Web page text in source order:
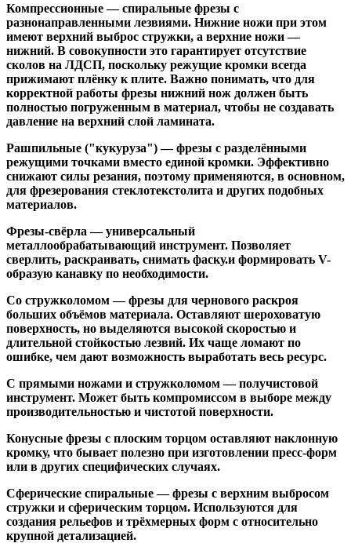
Компрессионные— спиральные фрезы с
разнонаправленными лезвиями. Нижние ножи при этом
имеют верхний выброс стружки, а верхние ножи —
нижний. В совокупности это гарантирует отсутствие
сколов на ЛДСП, поскольку режущие кромки всегда
прижимают плёнку к плите. Важно понимать, что для
корректной работы фрезы нижний нож должен быть
полностью погруженным в материал, чтобы не создавать
давление на верхний слой ламината.
Рашпильные ("кукуруза")— фрезы с разделёнными
режущими точками вместо единой кромки. Эффективно
снижают силы резания, поэтому применяются, в основном,
для фрезерования стеклотекстолита и других подобных
материалов.
Фрезы-свёрла — универсальный
металлообрабатывающий инструмент. Позволяет
сверлить, раскраивать, снимать фаску.и формировать V-
образую канавку по необходимости.
Со стружколомом— фрезы для чернового раскроя
больших объёмов материала. Оставляют шероховатую
поверхность, но выделяются высокой скоростью и
длительной стойкостью лезвий. Их чаще ломают по
ошибке, чем дают возможность выработать весь ресурс.
С прямыми ножами и стружколомом— получистовой
инструмент. Может быть компромиссом в выборе между
производительностью и чистотой поверхности.
Конусные фрезы с плоским торцом оставляют наклонную
кромку, что бывает полезно при изготовлении пресс-форм
или в других специфических случаях.
Сферические спиральные— фрезы с верхним выбросом
стружки и сферическим торцом. Используются для
создания рельефов и трёхмерных форм с относительно
крупной детализацией.